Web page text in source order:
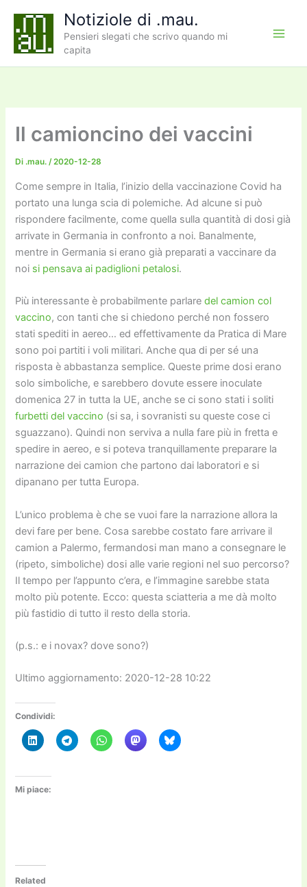
contenuto
Notiziole di .mau.
Pensieri slegati che scrivo quando mi
capita
Il camioncino dei vaccini
Di .mau./2020-12-28
Come sempre in Italia, l’inizio della vaccinazione Covid ha
portato una lunga scia di polemiche. Ad alcune si può
rispondere facilmente, come quella sulla quantità di dosi già
arrivate in Germania in confronto a noi. Banalmente,
mentre in Germania si erano già preparati a vaccinare da
noi si pensava ai padiglioni petalosi.
Più interessante è probabilmente parlaredel camion col
vaccino, con tanti che si chiedono perché non fossero
stati spediti in aereo… ed effettivamente da Pratica di Mare
sono poi partiti i voli militari. Anche qua di per sé una
risposta è abbastanza semplice. Queste prime dosi erano
solo simboliche, e sarebbero dovute essere inoculate
domenica 27 in tutta la UE, anche se ci sono stati i soliti
furbetti del vaccino (si sa, i sovranisti su queste cose ci
sguazzano). Quindi non serviva a nulla fare più in fretta e
spedire in aereo, e si poteva tranquillamente preparare la
narrazione dei camion che partono dai laboratori e si
dipanano per tutta Europa.
L’unico problema è che se vuoi fare la narrazione allora la
devi fare per bene. Cosa sarebbe costato fare arrivare il
camion a Palermo, fermandosi man mano a consegnare le
(ripeto, simboliche) dosi alle varie regioni nel suo percorso?
Il tempo per l’appunto c’era, e l’immagine sarebbe stata
molto più potente. Ecco: questa sciatteria a me dà molto
più fastidio di tutto il resto della storia.
(p.s.: e i novax? dove sono?)
Ultimo aggiornamento: 2020-12-28 10:22
Condividi:
Mi piace:
Related